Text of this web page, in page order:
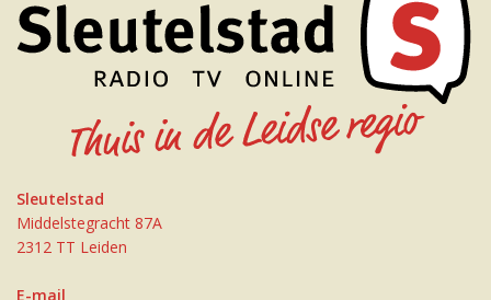
Sleutelstad
Middelstegracht 87A
2312 TT Leiden
E-mail